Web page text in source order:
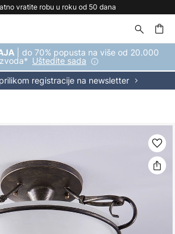
vratite robu u roku od 50 dana
| do 70% popusta na više od 20.000
Uštedite sada
prilikom registracije na newsletter